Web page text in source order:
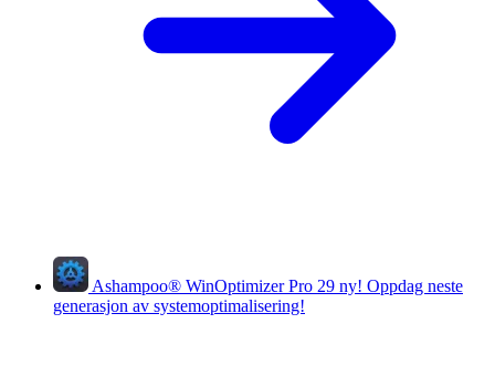
Ashampoo® WinOptimizer Pro 29 ny! Oppdag neste
generasjon av systemoptimalisering!